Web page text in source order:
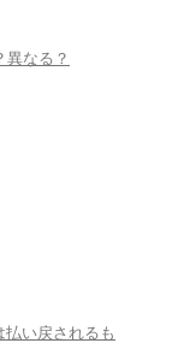
なる？
い戻されるも